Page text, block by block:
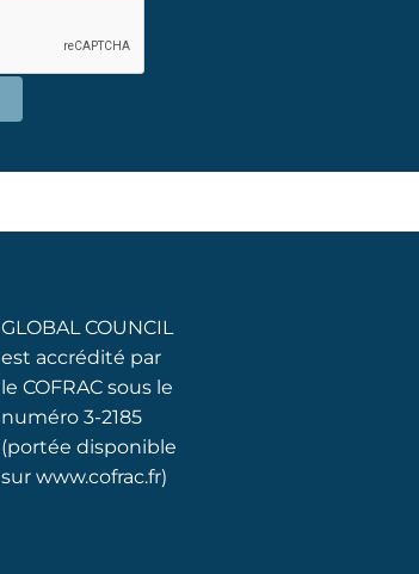
GLOBAL COUNCIL
est accrédité par
le COFRAC sous le
numéro 3-2185
(portée disponible
sur www.cofrac.fr)